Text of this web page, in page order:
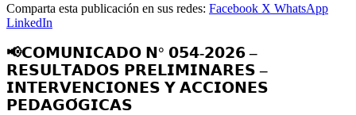
Comparta esta publicación en sus redes: Facebook X WhatsApp
LinkedIn
📢𝗖𝗢𝗠𝗨𝗡𝗜𝗖𝗔𝗗𝗢 𝗡° 𝟬𝟱𝟰-𝟮𝟬𝟮𝟲 –
𝗥𝗘𝗦𝗨𝗟𝗧𝗔𝗗𝗢𝗦 𝗣𝗥𝗘𝗟𝗜𝗠𝗜𝗡𝗔𝗥𝗘𝗦 –
𝗜𝗡𝗧𝗘𝗥𝗩𝗘𝗡𝗖𝗜𝗢𝗡𝗘𝗦 𝗬 𝗔𝗖𝗖𝗜𝗢𝗡𝗘𝗦
𝗣𝗘𝗗𝗔𝗚𝗢́𝗚𝗜𝗖𝗔𝗦